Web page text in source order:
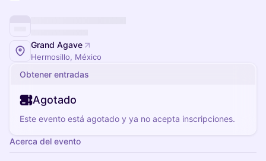
Grand Agave
Hermosillo, México
Obtener entradas
Agotado
Este evento está agotado y ya no acepta inscripciones.
Acerca del evento